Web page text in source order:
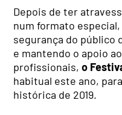
Depois de ter
num formato especial,
segurança do público
e mantendo o apoio
profissionais,o
habitual este ano,
histórica de 2019.